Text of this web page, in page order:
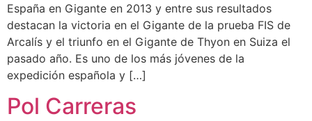
España en Gigante en 2013 y entre sus resultados
destacan la victoria en el Gigante de la prueba FIS de
Arcalís y el triunfo en el Gigante de Thyon en Suiza el
pasado año. Es uno de los más jóvenes de la
expedición española y […]
Pol Carreras